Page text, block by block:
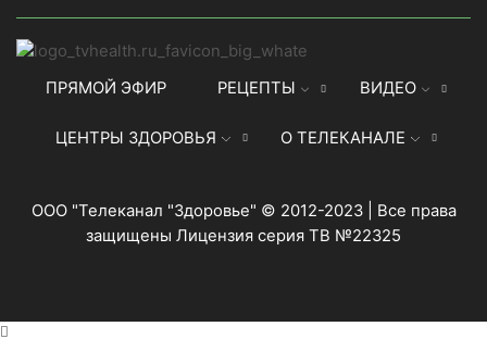
ПРЯМОЙ ЭФИР РЕЦЕПТЫ ВИДЕО
ЦЕНТРЫ ЗДОРОВЬЯ О ТЕЛЕКАНАЛЕ
ООО "Телеканал "Здоровье" © 2012-2023 | Все права
защищены Лицензия серия ТВ №22325